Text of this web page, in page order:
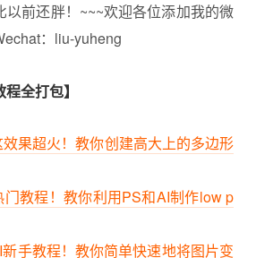
以前还胖！~~~欢迎各位添加我的微
：liu-yuheng
全打包】
效果超火！教你创建高大上的多边形
门教程！教你利用PS和AI制作low p
新手教程！教你简单快速地将图片变